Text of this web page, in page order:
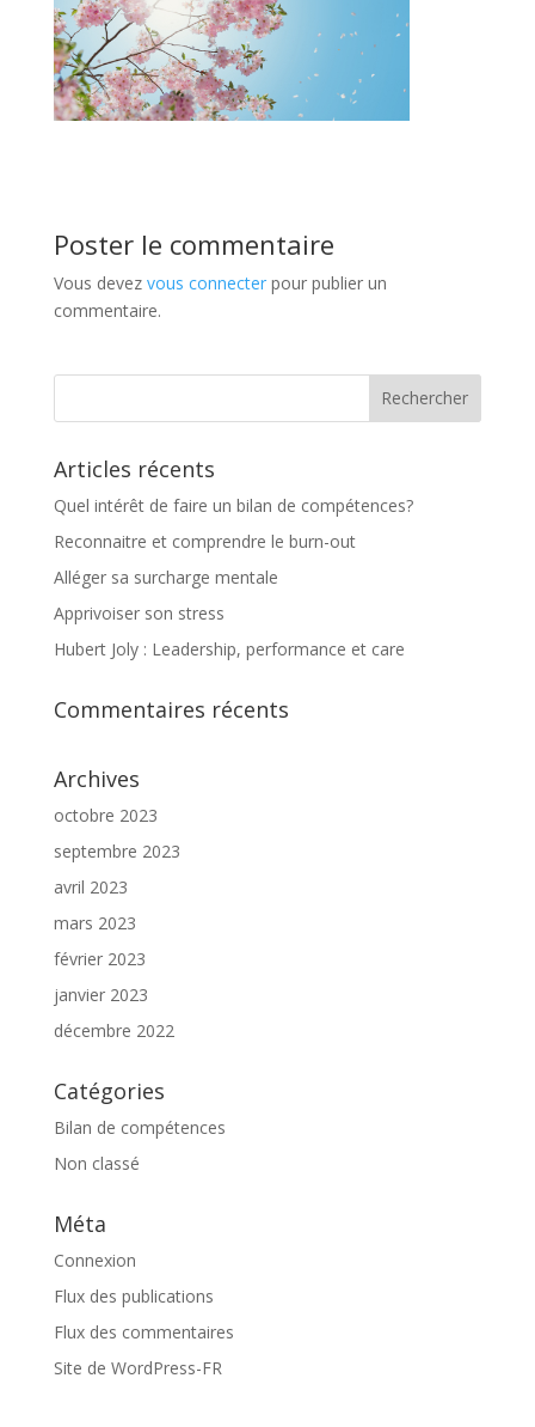
Poster le commentaire
Vous devez vous connecterpour publier un
commentaire.
Articles récents
Quel intérêt de faire un bilan de compétences?
Reconnaitre et comprendre le burn-out
Alléger sa surcharge mentale
Apprivoiser son stress
Hubert Joly : Leadership, performance et care
Commentaires récents
Archives
octobre 2023
septembre 2023
avril 2023
mars 2023
février 2023
janvier 2023
décembre 2022
Catégories
Bilan de compétences
Non classé
Méta
Connexion
Flux des publications
Flux des commentaires
Site de WordPress-FR